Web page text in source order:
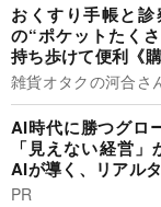
おくすり手帳と
の“ポケットたく
持ち歩けて便利《
雑貨オタクの河合さ
AI時代に勝つグロ
「見えない経営
AIが導く、リアル
PR